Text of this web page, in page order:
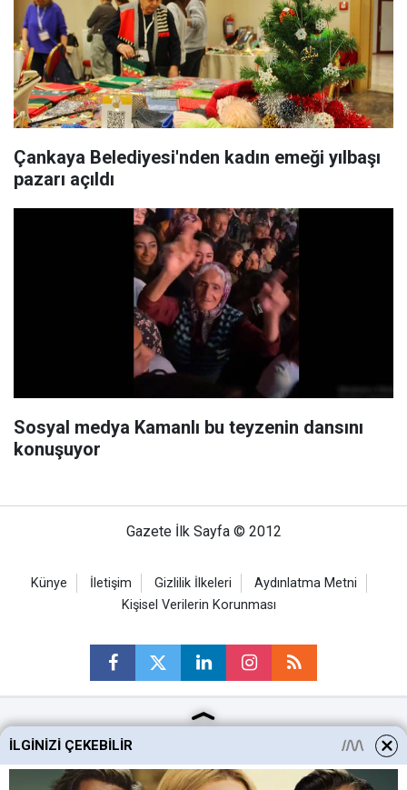
Çankaya Belediyesi'nden kadın emeği yılbaşı
pazarı açıldı
Sosyal medya Kamanlı bu teyzenin dansını
konuşuyor
Gazete İlk Sayfa © 2012
Künye İletişim Gizlilik İlkeleri
Aydınlatma Metni
Kişisel Verilerin Korunması
Ankara Haberleri
Keçiören Haberleri
İLGINIZI ÇEKEBILIR